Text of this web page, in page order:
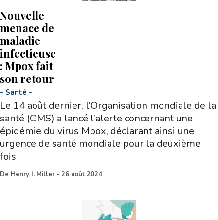
Nouvelle
menace de
maladie
infectieuse
: Mpox fait
son retour
- Santé -
Le 14 août dernier, l’Organisation mondiale de la
santé (OMS) a lancé l’alerte concernant une
épidémie du virus Mpox, déclarant ainsi une
urgence de santé mondiale pour la deuxième
fois
De Henry I. Miller - 26 août 2024